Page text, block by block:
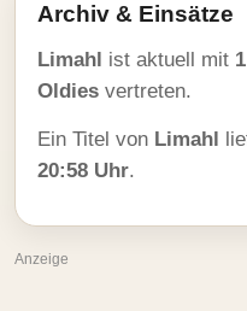
Archiv & Einsätze
Limahl ist aktuell mit
Oldies vertreten.
Ein Titel von Limahl
20:58 Uhr.
Anzeige